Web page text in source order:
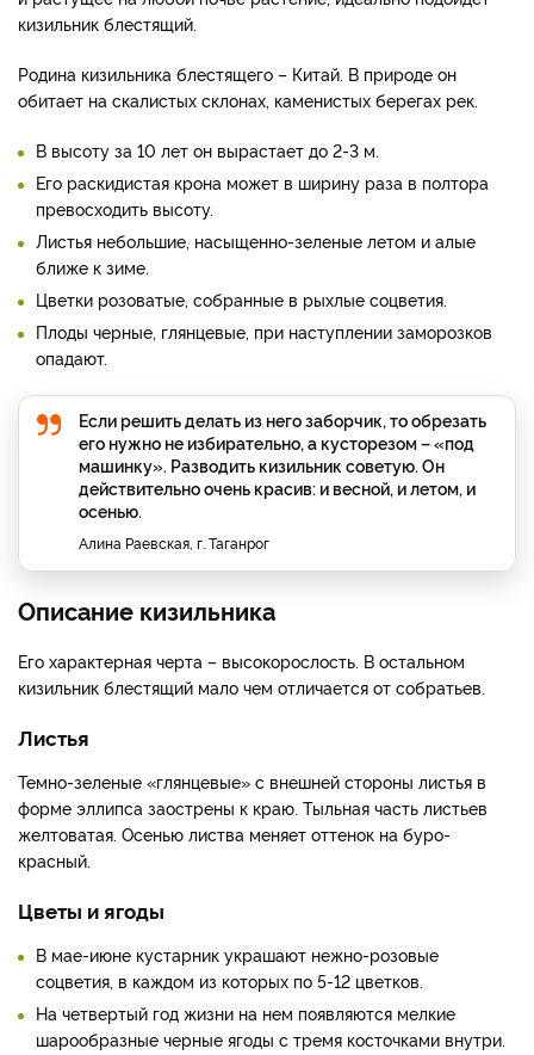
кизильник блестящий.
Родина кизильника блестящего – Китай. В природе он
обитает на скалистых склонах, каменистых берегах рек.
В высоту за 10 лет он вырастает до 2-3 м.
Его раскидистая крона может в ширину раза в полтора
превосходить высоту.
Листья небольшие, насыщенно-зеленые летом и алые
ближе к зиме.
Цветки розоватые, собранные в рыхлые соцветия.
Плоды черные, глянцевые, при наступлении заморозков
опадают.
Если решить делать из него заборчик, то обрезать
его нужно не избирательно, а кусторезом – «под
машинку». Разводить кизильник советую. Он
действительно очень красив: и весной, и летом, и
осенью.
Алина Раевская, г. Таганрог
Описание кизильника
Его характерная черта – высокорослость. В остальном
кизильник блестящий мало чем отличается от собратьев.
Листья
Темно-зеленые «глянцевые» с внешней стороны листья в
форме эллипса заострены к краю. Тыльная часть листьев
желтоватая. Осенью листва меняет оттенок на буро-
красный.
Цветы и ягоды
В мае-июне кустарник украшают нежно-розовые
соцветия, в каждом из которых по 5-12 цветков.
На четвертый год жизни на нем появляются мелкие
шарообразные черные ягоды с тремя косточками внутри.